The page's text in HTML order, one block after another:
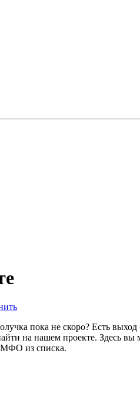
пока не скоро? Есть
на нашем проекте. Здесь вы
МФО из списка.